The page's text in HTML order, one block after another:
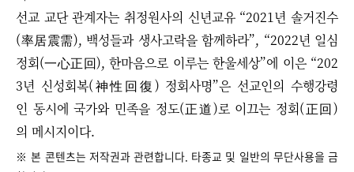
선교 교단 관계자는 취정원사의 신년교유 “2021년 솔거진수
(率居震需), 백성들과 생사고락을 함께하라”, “2022년 일심
정회(一心正回), 한마음으로 이루는 한울세상”에 이은 “202
3년 신성회복(神性回復) 정회사명”은 선교인의 수행강령
인 동시에 국가와 민족을 정도(正道)로 이끄는 정회(正回)
의 메시지이다.
※ 본 콘텐츠는 저작권과 관련합니다. 타종교 및 일반의 무단사용을 금